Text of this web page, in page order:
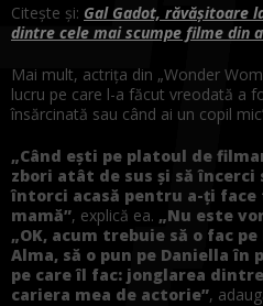
Citește și: Gal Gadot, răvășitoare
dintre cele mai scumpe filme din
Mai mult, actrița din „Wonder
lucru pe care l-a făcut vreodată a
însărcinată sau când ai un copil
„Când ești pe platoul de
zbori atât de sus și să
întorci acasă pentru a-ți
mamă”, explică ea. „Nu este
„OK, acum trebuie să o fac
Alma, să o pun pe Daniella
pe care îl fac: jonglarea
cariera mea de actorie”,